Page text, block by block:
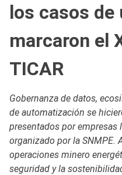
los casos de
marcaron el
TICAR
Gobernanza de datos,
de automatización se
presentados por empresas
organizado por la SNMPE.
operaciones minero
seguridad y la